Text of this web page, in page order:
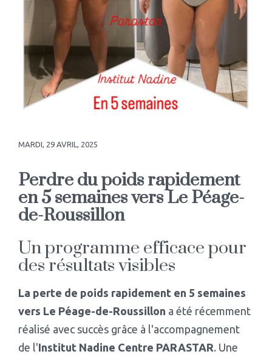
MARDI, 29 AVRIL, 2025
Perdre du poids rapidement
en 5 semaines vers Le Péage-
de-Roussillon
Un programme efficace pour
des résultats visibles
La perte de poids rapidement en 5 semaines
vers Le Péage-de-Roussillon a été récemment
réalisé avec succès grâce à l'accompagnement
de l'Institut Nadine Centre PARASTAR. Une